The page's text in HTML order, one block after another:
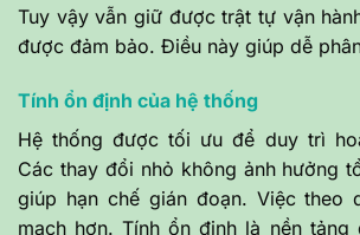
Tuy vậy vẫn giữ được trật tự vận
được đảm bảo. Điều này giúp dễ
Tính ổn định của hệ thống
Hệ thống được tối ưu để duy trì
Các thay đổi nhỏ không ảnh hưởng
giúp hạn chế gián đoạn. Việc theo
mạch hơn. Tính ổn định là nền tảng